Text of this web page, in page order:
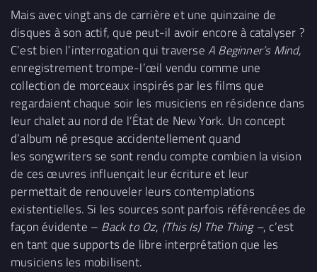
Mais avec vingt ans de carrière et une quinzaine de
disques à son actif, que peut-il avoir encore à catalyser ?
C’est bien l’interrogation qui traverse A Beginner’s Mind,
enregistrement trompe-l’œil vendu comme une
collection de morceaux inspirés par les films que
regardaient chaque soir les musiciens en résidence dans
leur chalet au nord de l’État de New York. Un concept
d’album né presque accidentellement quand
les songwriters se sont rendu compte combien la vision
de ces œuvres influençait leur écriture et leur
permettait de renouveler leurs contemplations
existentielles. Si les sources sont parfois référencées de
façon évidente – Back to Oz, (This Is) The Thing –, c’est
en tant que supports de libre interprétation que les
musiciens les mobilisent.